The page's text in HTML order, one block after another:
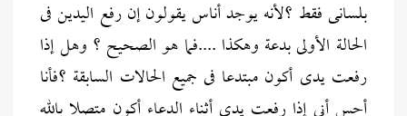
بلسانى فقط ؟لأنه يوجد أناس يقولون إن رفع اليدين فى
الحالة الأولى بدعة وهكذا ....فما هو الصحيح ؟ وهل إذا
رفعت يدى أكون مبتدعا فى جميع الحالات السابقة ؟فأنا